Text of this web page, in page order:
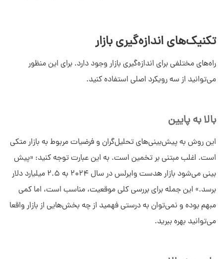
تکنیک‌های اندازه‌گیری بازار
راه‌های مختلفی برای اندازه‌گیری بازار وجود دارد. برای این منظور
می‌توانید از سه رویکرد اصلی استفاده کنید.
بالا به پایین
این روش به پیش‌بینی‌های تحلیل‌گران و فرضیات مربوط به بازار متکی
است. اغلب مبتنی بر تخمین است. به این عبارت توجه کنید: «پیش
بینی می‌شود بازار هدست وایرلس در سال 2024 به 2.5 میلیارد دلار
برسد.» این جمله برای بررسی کلی موقعیت، مناسب است، اما کمی
مبهم بوده و نمی‌توان به درستی فهمید از چه بخش‌هایی از بازار واقعا
می‌توانید بهره ببرید.